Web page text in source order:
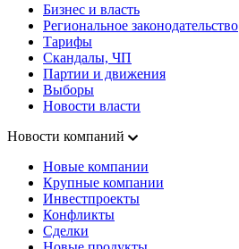
Бизнес и власть
Региональное законодательство
Тарифы
Скандалы, ЧП
Партии и движения
Выборы
Новости власти
Новости компаний
Новые компании
Крупные компании
Инвестпроекты
Конфликты
Сделки